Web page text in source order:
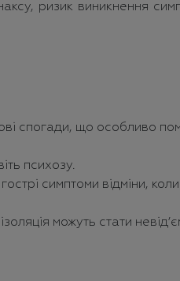
ризик виникнення
спогади, що особливо
психозу.
симптоми відміни,
можуть стати